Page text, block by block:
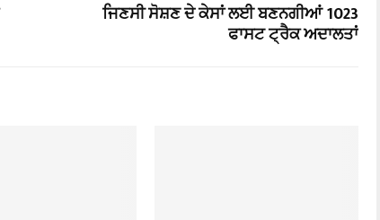
ਜਿਣਸੀ ਸੋਸ਼ਣ ਦੇ ਕੇਸਾਂ ਲਈ ਬਣਨਗੀਆਂ 1023
ਫਾਸਟ ਟ੍ਰੈਕ ਅਦਾਲਤਾਂ